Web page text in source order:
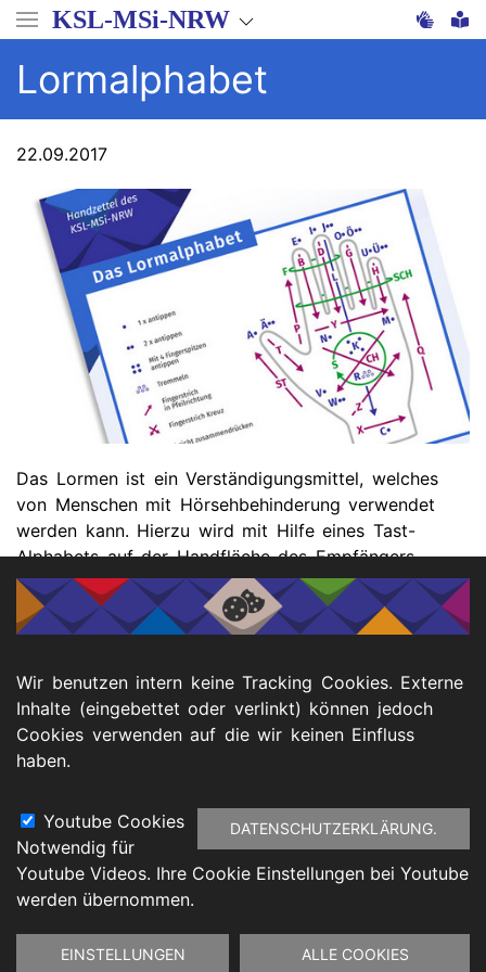
Direkt
zum
Inhalt
KSL-MSi-NRW
Lormalphabet
22.09.2017
Das Lormen ist ein Verständigungsmittel, welches
von Menschen mit Hörsehbehinderung verwendet
werden kann. Hierzu wird mit Hilfe eines Tast-
Alphabets auf der Handfläche des Empfängers
buchstabiert.
📥 Downloads
Handzettel Lormalphabet (PDF)
Footer Barrierefreiheitserklärung
Wir benutzen intern keine Tracking Cookies. Externe
Inhalte (eingebettet oder verlinkt) können jedoch
Cookies verwenden auf die wir keinen Einfluss
haben.
DATENSCHUTZERKLÄRUNG.
Youtube Cookies
Notwendig für
Youtube Videos. Ihre Cookie Einstellungen bei Youtube
werden übernommen.
EINSTELLUNGEN ALLE COOKIES
Zustimmung
zurückziehen